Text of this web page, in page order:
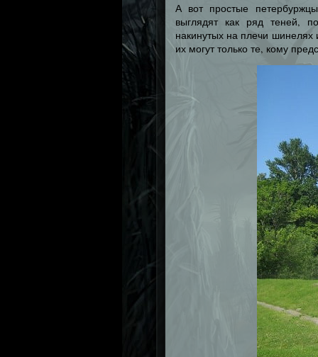
А вот простые
выглядят как ряд теней,
накинутых на плечи шинелях
их могут только те, кому